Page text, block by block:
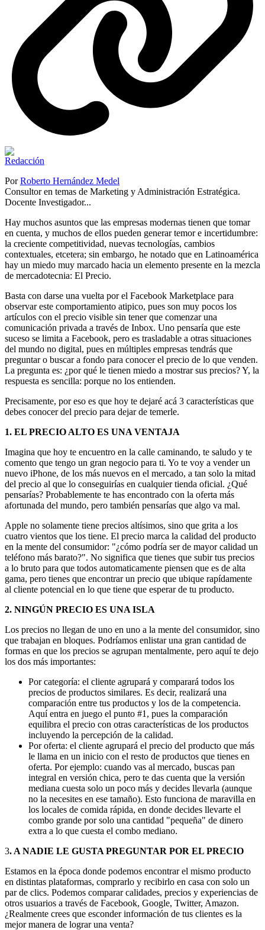
PorRoberto Hernández Medel
Consultor en temas de Marketing y Administración Estratégica.
Docente Investigador...
Hay muchos asuntos que las empresas modernas tienen que tomar
en cuenta, y muchos de ellos pueden generar temor e incertidumbre:
la creciente competitividad, nuevas tecnologías, cambios
contextuales, etcetera; sin embargo, he notado que en Latinoamérica
hay un miedo muy marcado hacia un elemento presente en la mezcla
de mercadotecnia: El Precio.
Basta con darse una vuelta por el Facebook Marketplace para
observar este comportamiento atipico, pues son muy pocos los
artículos con el precio visible sin tener que comenzar una
comunicación privada a través de Inbox. Uno pensaría que este
suceso se limita a Facebook, pero es trasladable a otras situaciones
del mundo no digital, pues en múltiples empresas tendrás que
preguntar o buscar a fondo para conocer el precio de lo que venden.
La pregunta es: ¿por qué le tienen miedo a mostrar sus precios? Y, la
respuesta es sencilla: porque no los entienden.
Precisamente, por eso es que hoy te dejaré acá 3 características que
debes conocer del precio para dejar de temerle.
1. EL PRECIO ALTO ES UNA VENTAJA
Imagina que hoy te encuentro en la calle caminando, te saludo y te
comento que tengo un gran negocio para ti. Yo te voy a vender un
nuevo iPhone, de los más nuevos en el mercado, a tan solo la mitad
del precio al que lo conseguirías en cualquier tienda oficial. ¿Qué
pensarías? Probablemente te has encontrado con la oferta más
afortunada del mundo, pero también pensarías que algo va mal.
Apple no solamente tiene precios altísimos, sino que grita a los
cuatro vientos que los tiene. El precio marca la calidad del producto
en la mente del consumidor: "¿cómo podría ser de mayor calidad un
teléfono más barato?". No significa que tienes que subir tus precios
a lo bruto para que todos automaticamente piensen que es de alta
gama, pero tienes que encontrar un precio que ubique rapídamente
al cliente potencial en lo que tiene que esperar de tu producto.
2. NINGÚN PRECIO ES UNA ISLA
Los precios no llegan de uno en uno a la mente del consumidor, sino
que trabajan en bloques. Podríamos enlistar una gran cantidad de
formas en que los precios se agrupan mentalmente, pero aquí te dejo
los dos más importantes:
Por categoría: el cliente agrupará y comparará todos los
precios de productos similares. Es decir, realizará una
comparación entre tus productos y los de la competencia.
Aquí entra en juego el punto #1, pues la comparación
equilibra el precio con otras características de los productos
incluyendo la percepción de la calidad.
Por oferta: el cliente agrupará el precio del producto que más
le llama en un inicio con el resto de productos que tienes en
oferta. Por ejemplo: cuando vas al mercado, buscas pan
integral en versión chica, pero te das cuenta que la versión
mediana cuesta solo un poco más y decides llevarla (aunque
no la necesites en ese tamaño). Esto funciona de maravilla en
los locales de comida rápida, en donde decides llevarte el
combo grande por solo una cantidad "pequeña" de dinero
extra a lo que cuesta el combo mediano.
3. A NADIE LE GUSTA PREGUNTAR POR EL PRECIO
Estamos en la época donde podemos encontrar el mismo producto
en distintas plataformas, comprarlo y recibirlo en casa con solo un
par de clics. Podemos comparar calidades, precios y experiencias de
otros usuarios a través de Facebook, Google, Twitter, Amazon.
¿Realmente crees que esconder información de tus clientes es la
mejor manera de lograr una venta?